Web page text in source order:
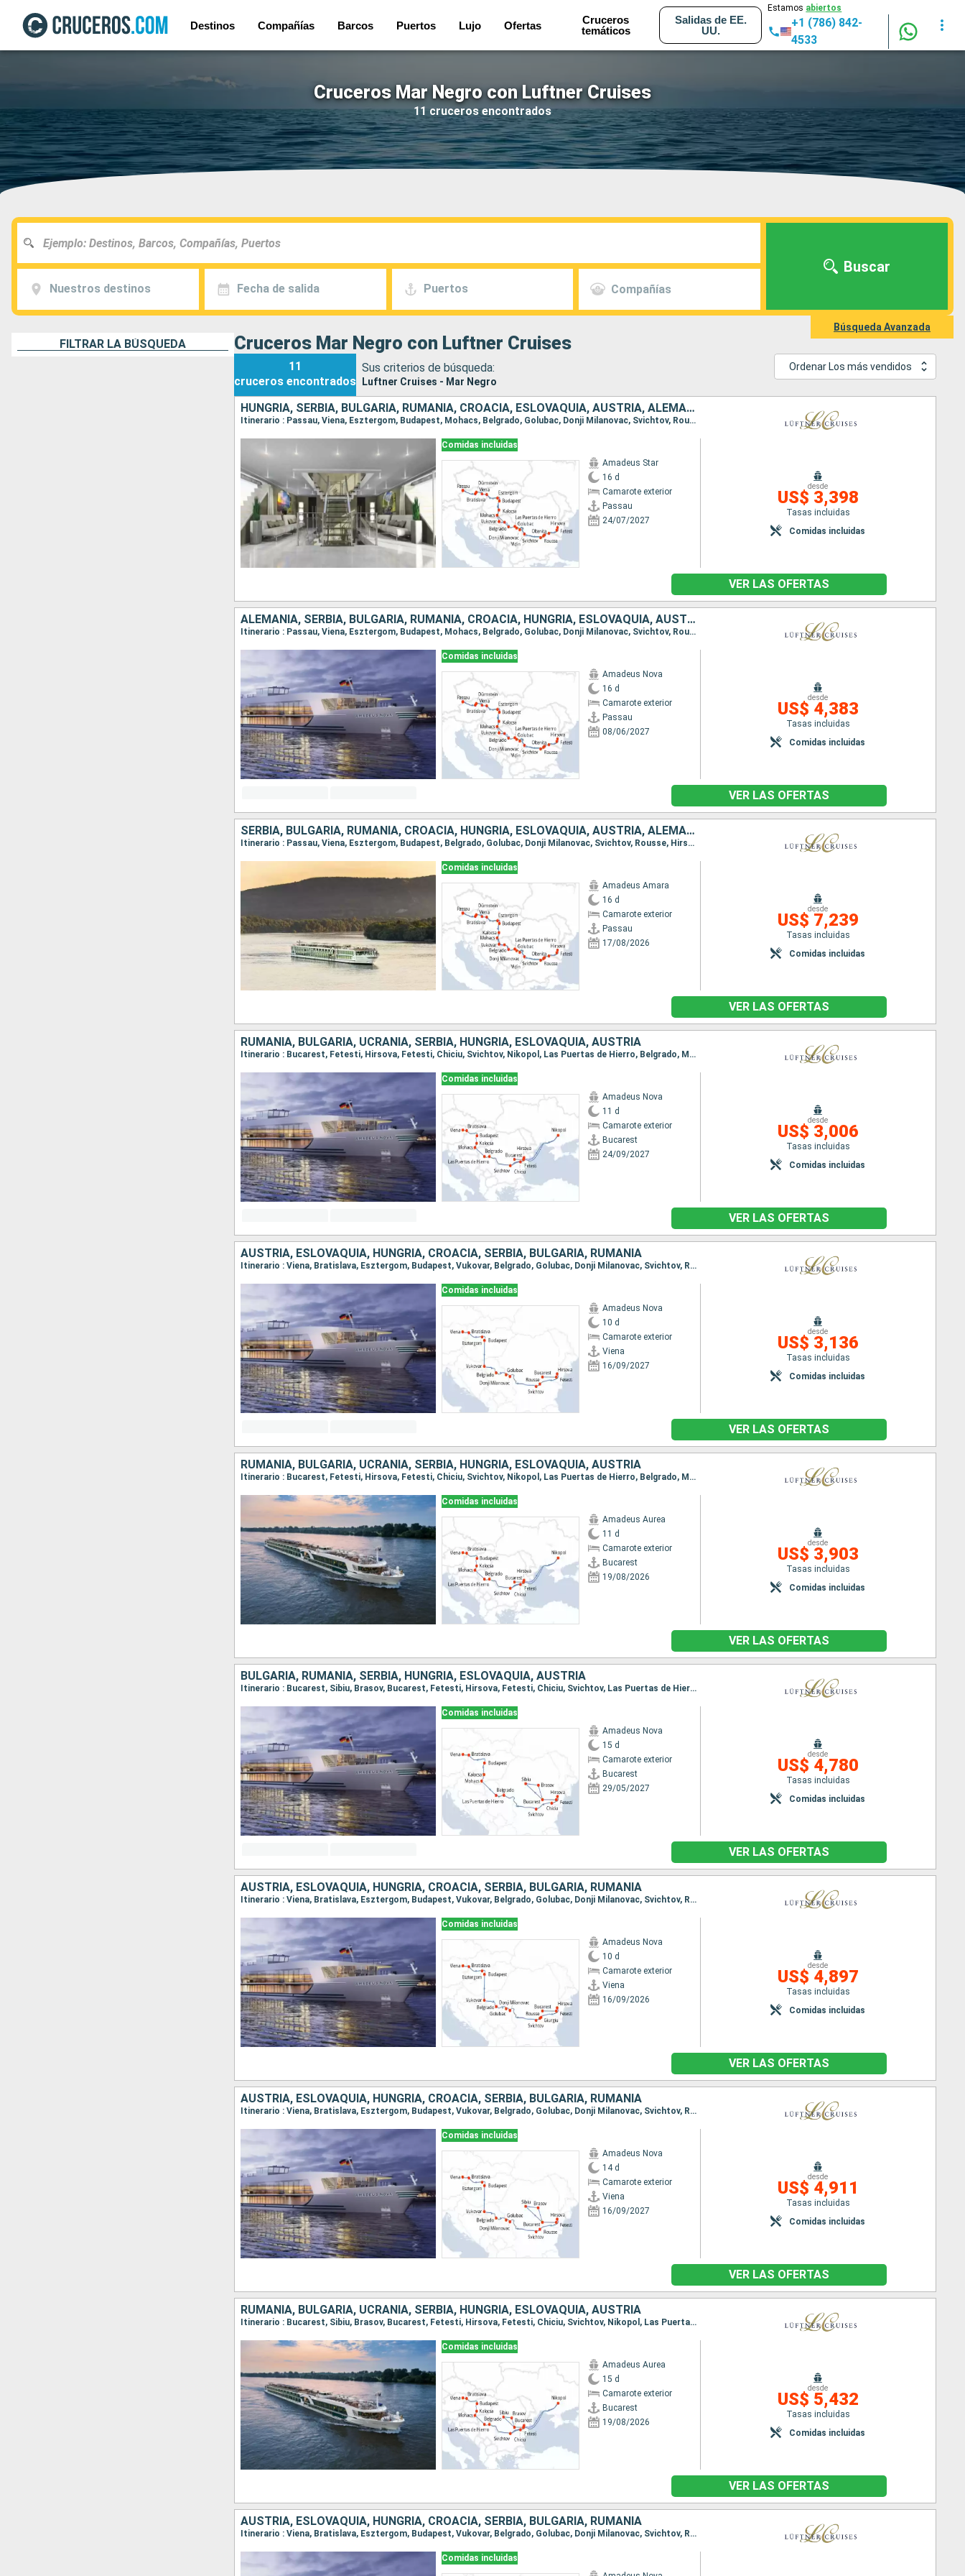
Destinos Compañías Barcos Puertos Lujo Ofertas
Cruceros
temáticos
Salidas de EE.
UU.
Estamos abiertos
+1 (786) 842-
4533
Cruceros Mar Negro con Luftner Cruises
11 cruceros encontrados
Nuestros destinos Fecha de salida Puertos Compañías
Buscar
Búsqueda Avanzada
FILTRAR LA BÚSQUEDA Cruceros Mar Negro con Luftner Cruises
11
cruceros encontrados
Sus criterios de búsqueda:
Luftner Cruises - Mar Negro
Ordenar Los más vendidos
HUNGRÍA, SERBIA, BULGARIA, RUMANIA, CROACIA, ESLOVAQUIA, AUSTRIA, ALEMANIA
Itinerario : Passau, Viena, Esztergom, Budapest, Mohacs, Belgrado, Golubac, Donji Milanovac, Svichtov, Rousse, Hirsova, Fetesti, Oltenita, Giurgiu, Vidin, Las Puertas de Hierro, Novi Sad, Vukovar, Mohacs, Kalocsa, Budapest, Bratislava, Dürnstein, Melk, Passau
Comidas incluidas
Amadeus Star
16 d
Camarote exterior
Passau
24/07/2027
desde
US$ 3,398
Tasas incluidas
Comidas incluidas
VER LAS OFERTAS
ALEMANIA, SERBIA, BULGARIA, RUMANIA, CROACIA, HUNGRÍA, ESLOVAQUIA, AUSTRIA
Itinerario : Passau, Viena, Esztergom, Budapest, Mohacs, Belgrado, Golubac, Donji Milanovac, Svichtov, Rousse, Hirsova, Fetesti, Oltenita, Giurgiu, Vidin, Las Puertas de Hierro, Novi Sad, Vukovar, Mohacs, Kalocsa, Budapest, Bratislava, Dürnstein, Melk, Passau
Comidas incluidas
Amadeus Nova
16 d
Camarote exterior
Passau
08/06/2027
desde
US$ 4,383
Tasas incluidas
Comidas incluidas
VER LAS OFERTAS
SERBIA, BULGARIA, RUMANIA, CROACIA, HUNGRÍA, ESLOVAQUIA, AUSTRIA, ALEMANIA
Itinerario : Passau, Viena, Esztergom, Budapest, Belgrado, Golubac, Donji Milanovac, Svichtov, Rousse, Hirsova, Fetesti, Oltenita, Giurgiu, Vidin, Las Puertas de Hierro, Novi Sad, Vukovar, Mohacs, Kalocsa, Budapest, Bratislava, Dürnstein, Melk, Passau
Comidas incluidas
Amadeus Amara
16 d
Camarote exterior
Passau
17/08/2026
desde
US$ 7,239
Tasas incluidas
Comidas incluidas
VER LAS OFERTAS
RUMANIA, BULGARIA, UCRANIA, SERBIA, HUNGRÍA, ESLOVAQUIA, AUSTRIA
Itinerario : Bucarest, Fetesti, Hirsova, Fetesti, Chiciu, Svichtov, Nikopol, Las Puertas de Hierro, Belgrado, Mohacs, Kalocsa, Budapest, Bratislava, Viena
Comidas incluidas
Amadeus Nova
11 d
Camarote exterior
Bucarest
24/09/2027
desde
US$ 3,006
Tasas incluidas
Comidas incluidas
VER LAS OFERTAS
AUSTRIA, ESLOVAQUIA, HUNGRÍA, CROACIA, SERBIA, BULGARIA, RUMANIA
Itinerario : Viena, Bratislava, Esztergom, Budapest, Vukovar, Belgrado, Golubac, Donji Milanovac, Svichtov, Rousse, Hirsova, Fetesti, Bucarest
Comidas incluidas
Amadeus Nova
10 d
Camarote exterior
Viena
16/09/2027
desde
US$ 3,136
Tasas incluidas
Comidas incluidas
VER LAS OFERTAS
RUMANIA, BULGARIA, UCRANIA, SERBIA, HUNGRÍA, ESLOVAQUIA, AUSTRIA
Itinerario : Bucarest, Fetesti, Hirsova, Fetesti, Chiciu, Svichtov, Nikopol, Las Puertas de Hierro, Belgrado, Mohacs, Kalocsa, Budapest, Bratislava, Viena
Comidas incluidas
Amadeus Aurea
11 d
Camarote exterior
Bucarest
19/08/2026
desde
US$ 3,903
Tasas incluidas
Comidas incluidas
VER LAS OFERTAS
BULGARIA, RUMANIA, SERBIA, HUNGRÍA, ESLOVAQUIA, AUSTRIA
Itinerario : Bucarest, Sibiu, Brasov, Bucarest, Fetesti, Hirsova, Fetesti, Chiciu, Svichtov, Las Puertas de Hierro, Belgrado, Mohacs, Kalocsa, Budapest, Bratislava, Viena
Comidas incluidas
Amadeus Nova
15 d
Camarote exterior
Bucarest
29/05/2027
desde
US$ 4,780
Tasas incluidas
Comidas incluidas
VER LAS OFERTAS
AUSTRIA, ESLOVAQUIA, HUNGRÍA, CROACIA, SERBIA, BULGARIA, RUMANIA
Itinerario : Viena, Bratislava, Esztergom, Budapest, Vukovar, Belgrado, Golubac, Donji Milanovac, Svichtov, Rousse, Giurgiu, Hirsova, Fetesti, Bucarest
Comidas incluidas
Amadeus Nova
10 d
Camarote exterior
Viena
16/09/2026
desde
US$ 4,897
Tasas incluidas
Comidas incluidas
VER LAS OFERTAS
AUSTRIA, ESLOVAQUIA, HUNGRÍA, CROACIA, SERBIA, BULGARIA, RUMANIA
Itinerario : Viena, Bratislava, Esztergom, Budapest, Vukovar, Belgrado, Golubac, Donji Milanovac, Svichtov, Rousse, Hirsova, Fetesti, Bucarest, Sibiu, Brasov, Bucarest
Comidas incluidas
Amadeus Nova
14 d
Camarote exterior
Viena
16/09/2027
desde
US$ 4,911
Tasas incluidas
Comidas incluidas
VER LAS OFERTAS
RUMANIA, BULGARIA, UCRANIA, SERBIA, HUNGRÍA, ESLOVAQUIA, AUSTRIA
Itinerario : Bucarest, Sibiu, Brasov, Bucarest, Fetesti, Hirsova, Fetesti, Chiciu, Svichtov, Nikopol, Las Puertas de Hierro, Belgrado, Mohacs, Kalocsa, Budapest, Bratislava, Viena
Comidas incluidas
Amadeus Aurea
15 d
Camarote exterior
Bucarest
19/08/2026
desde
US$ 5,432
Tasas incluidas
Comidas incluidas
VER LAS OFERTAS
AUSTRIA, ESLOVAQUIA, HUNGRÍA, CROACIA, SERBIA, BULGARIA, RUMANIA
Itinerario : Viena, Bratislava, Esztergom, Budapest, Vukovar, Belgrado, Golubac, Donji Milanovac, Svichtov, Rousse, Giurgiu, Hirsova, Fetesti, Bucarest, Sibiu, Brasov, Bucarest
Comidas incluidas